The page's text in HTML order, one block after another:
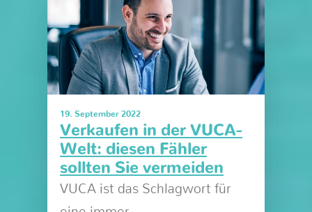
19. September 2022
Verkaufen in der VUCA-
Welt: diesen Fähler
sollten Sie vermeiden
VUCA ist das Schlagwort für